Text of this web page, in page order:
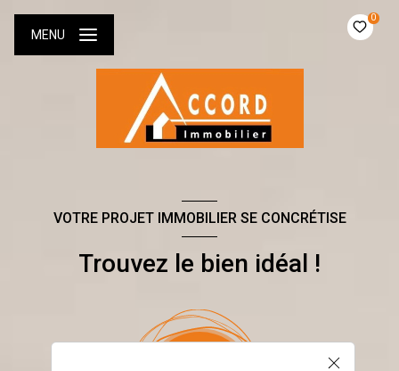
0
MENU
VOTRE PROJET IMMOBILIER SE CONCRÉTISE
Trouvez le bien idéal !